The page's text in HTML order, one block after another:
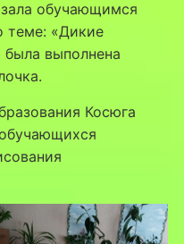
обучающимся
теме: «Дикие
была выполнена
Косюга